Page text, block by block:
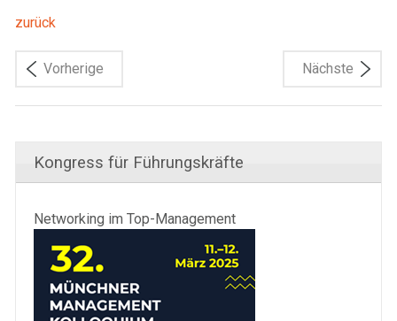
zurück
Vorherige Nächste
Kongress für Führungskräfte
Networking im Top-Management